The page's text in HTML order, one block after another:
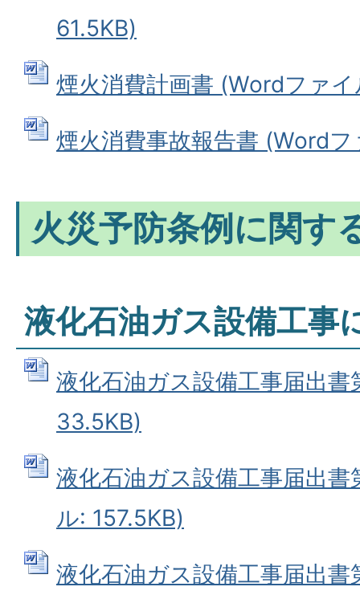
61.5KB)
煙火消費計画書 (Wordファ
煙火消費事故報告書 (Word
火災予防条例に関す
液化石油ガス設備工事
液化石油ガス設備工事届出
33.5KB)
液化石油ガス設備工事届出
ル: 157.5KB)
液化石油ガス設備工事届出